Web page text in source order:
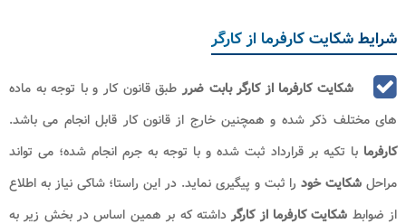
شرایط شکایت کارفرما از کارگر
شکایت کارفرما از کارگر بابت ضرر طبق قانون کار و با توجه به ماده
های مختلف ذکر شده و همچنین خارج از قانون کار قابل انجام می باشد.
کارفرما با تکیه بر قرارداد ثبت شده و با توجه به جرم انجام شده؛ می تواند
مراحلشکایت خود را ثبت و پیگیری نماید. در این راستا؛ شاکی نیاز به اطلاع
از ضوابط شکایت کارفرما از کارگرداشته که بر همین اساس در بخش زیر به